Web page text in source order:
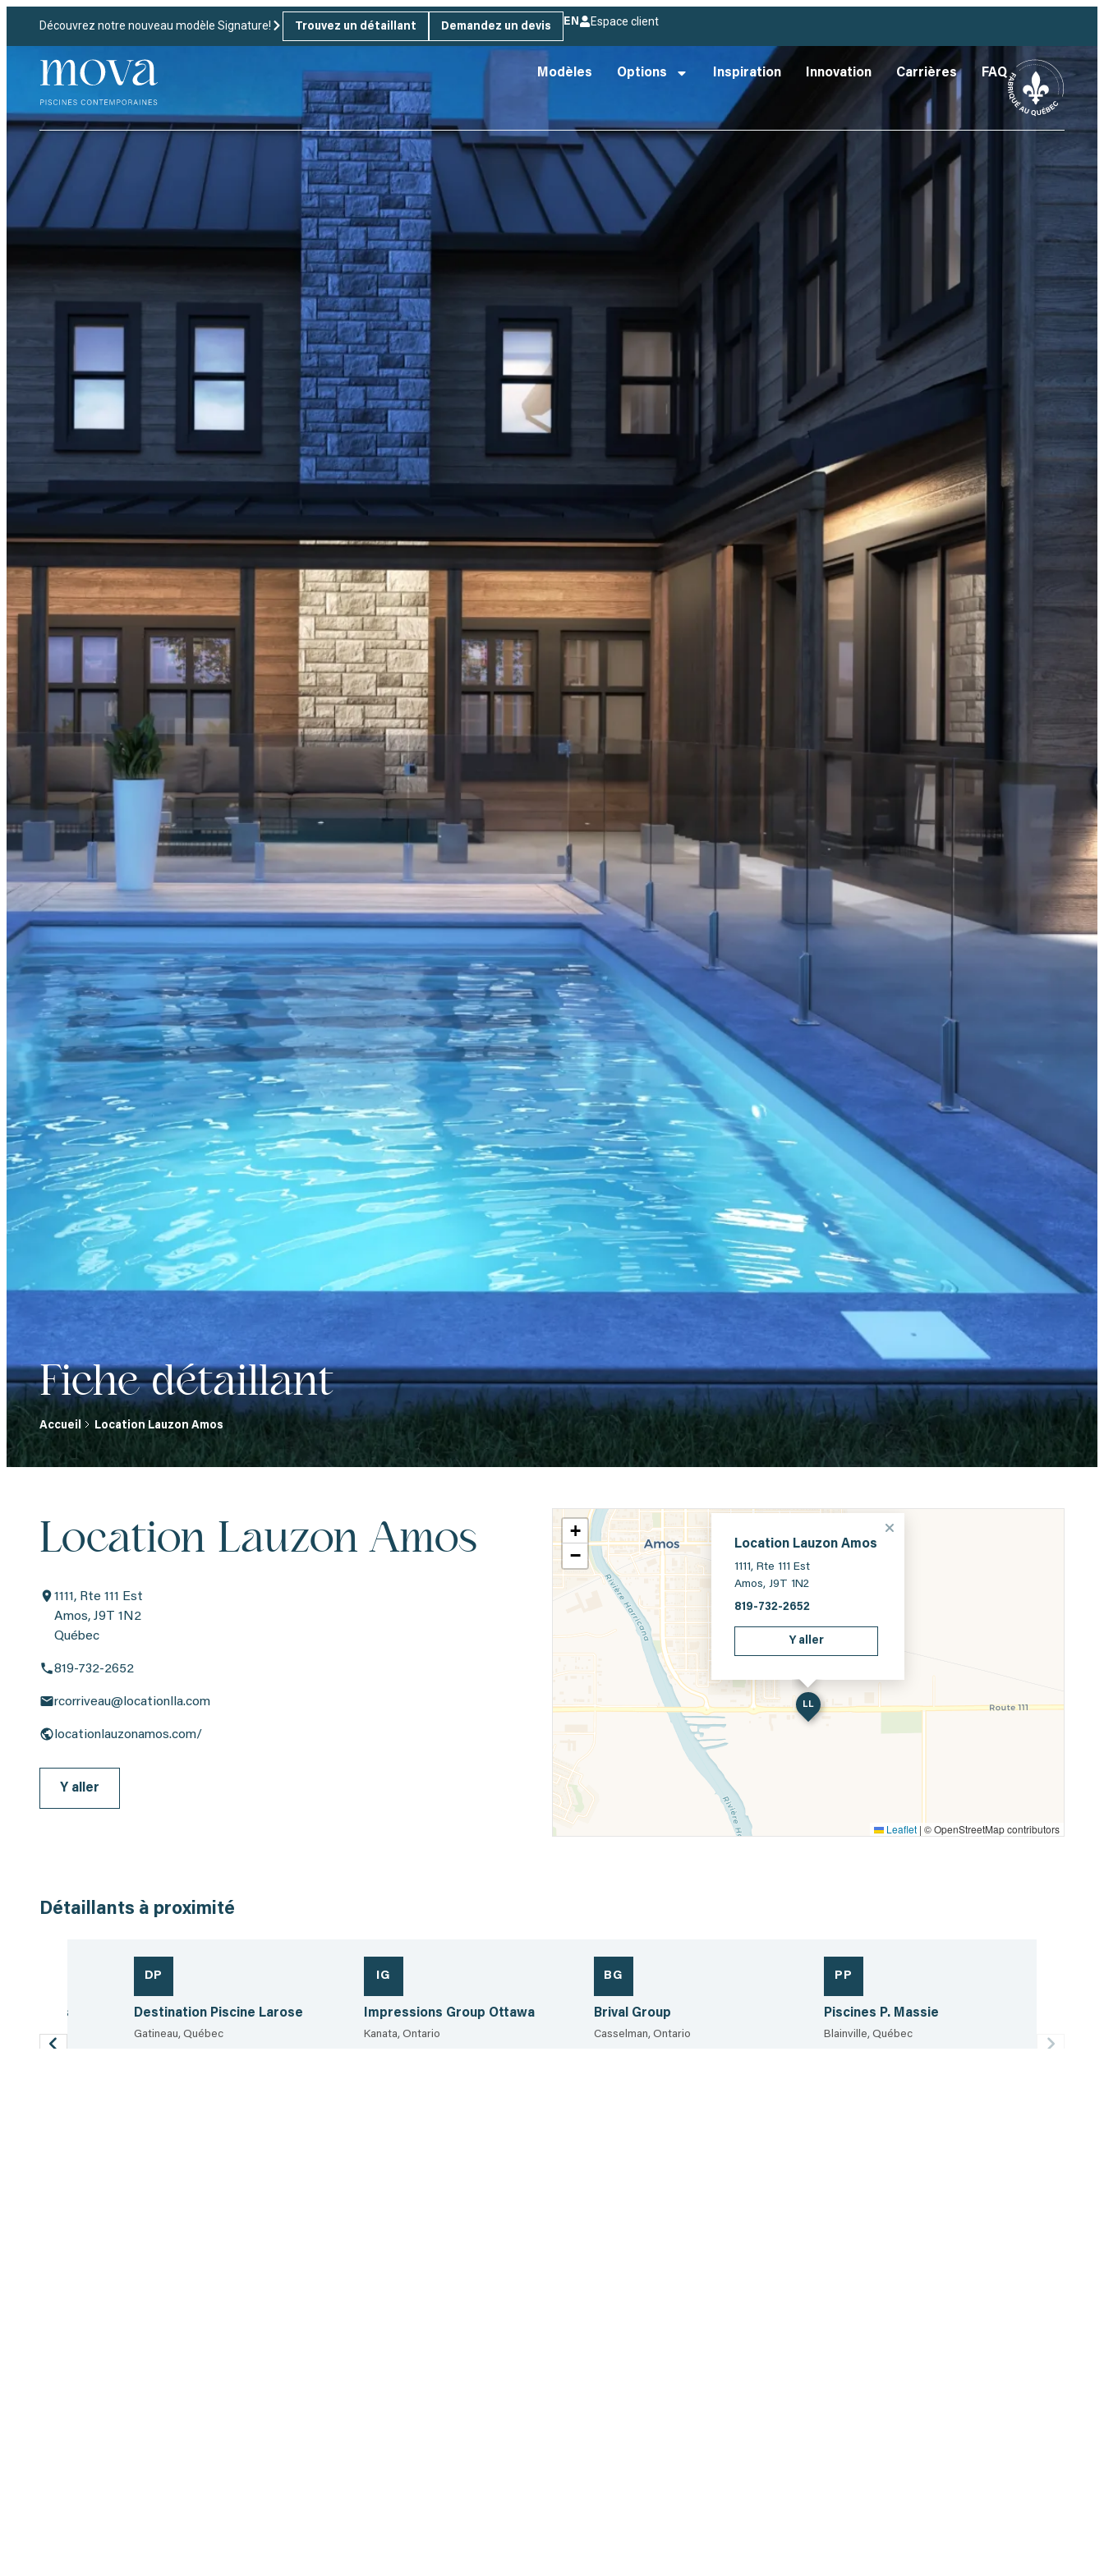
Découvrez notre nouveau modèle Signature! Trouvez un détaillant Demandez un devis EN Espace client
Modèles Options Inspiration Innovation Carrières FAQ
Fiche détaillant
Accueil Location Lauzon Amos
Location Lauzon Amos
1111, Rte 111 Est
Amos, J9T 1N2
Québec
819-732-2652
rcorriveau@locationlla.com
locationlauzonamos.com/
Y aller
LL
Location Lauzon Amos
1111, Rte 111 Est
Amos, J9T 1N2
819-732-2652
Y aller
+
−
Leaflet | © OpenStreetMap contributors
Détaillants à proximité
Pavers
DP
Destination Piscine Larose
Gatineau, Québec
IG
Impressions Group Ottawa
Kanata, Ontario
BG
Brival Group
Casselman, Ontario
PP
Piscines P. Massie
Blainville, Québec